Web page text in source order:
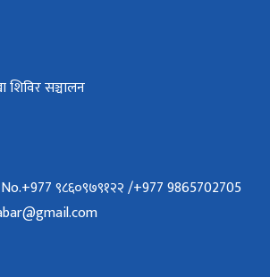
सञ्चालन
९८६०९७९१२२ /+977 9865702705